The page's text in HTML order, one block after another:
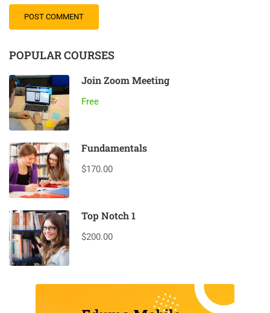
POPULAR COURSES
Join Zoom Meeting
Free
Fundamentals
$170.00
Top Notch 1
$200.00